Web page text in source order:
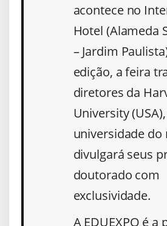
acontece no
Hotel (Alameda
– Jardim
edição, a feira
diretores da
University
universidade
divulgará seus
doutorado com
exclusividade.
A EDUEXPO é